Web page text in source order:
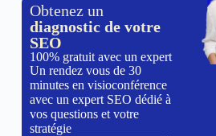
Obtenez un
diagnostic de votre
SEO
100% gratuit avec un expert
Un rendez vous de 30
minutes en visioconférence
avec un expert SEO dédié à
vos questions et votre
stratégie